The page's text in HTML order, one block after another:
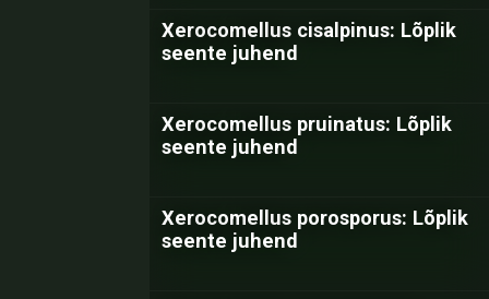
Xerocomellus cisalpinus: Lõplik
seente juhend
Xerocomellus pruinatus: Lõplik
seente juhend
Xerocomellus porosporus: Lõplik
seente juhend